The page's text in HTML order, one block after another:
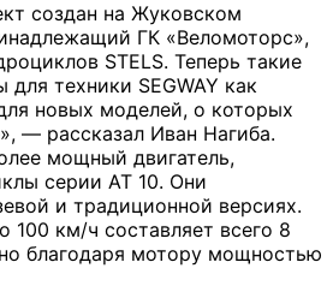
создан на Жуковском
ГК «Веломоторс»,
STELS. Теперь такие
техники SEGWAY как
новых моделей, о которых
— рассказал Иван Нагиба.
мощный двигатель,
серии AT 10. Они
и традиционной версиях.
100 км/ч составляет всего 8
благодаря мотору мощностью